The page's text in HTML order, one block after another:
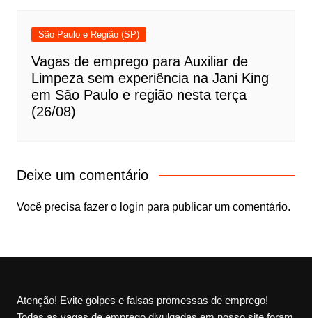
São Paulo e Região (SP)
Vagas de emprego para Auxiliar de
Limpeza sem experiência na Jani King
em São Paulo e região nesta terça
(26/08)
Deixe um comentário
Você precisa fazer o login para publicar um comentário.
Atenção! Evite golpes e falsas promessas de emprego!